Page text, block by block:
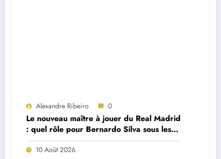
Alexandre Ribeiro 0
Le nouveau maître à jouer du Real Madrid
: quel rôle pour Bernardo Silva sous les
ordres de José Mourinho ?
10 Août 2026